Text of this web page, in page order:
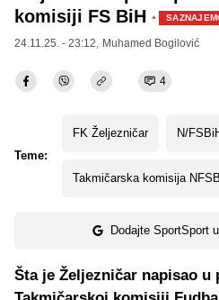
komisiji FS BiH ·
24.11.25. - 23:12, Muhamed Bogilović
4
Teme:
FK Željezničar N/
Takmičarska komisija
Dodajte SportSport
Šta je Željezničar napisao